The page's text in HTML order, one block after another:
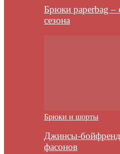
Брюки paperbag –
сезона
Брюки и шорты
Джинсы-
фасонов